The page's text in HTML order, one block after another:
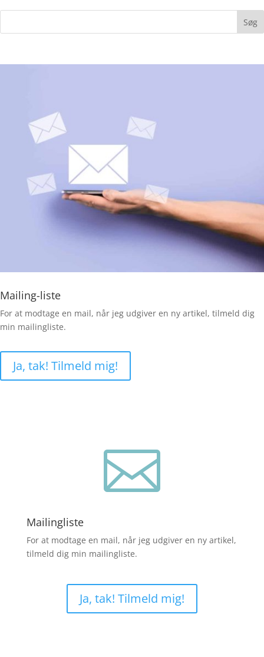
Søg
Mailing-liste
For at modtage en mail, når jeg udgiver en ny artikel, tilmeld dig
min mailingliste.
Ja, tak! Tilmeld mig!

Mailingliste
For at modtage en mail, når jeg udgiver en ny artikel,
tilmeld dig min mailingliste.
Ja, tak! Tilmeld mig!